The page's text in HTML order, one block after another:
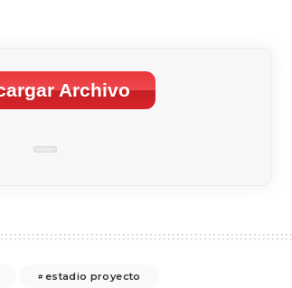
Archivo
estadio proyecto